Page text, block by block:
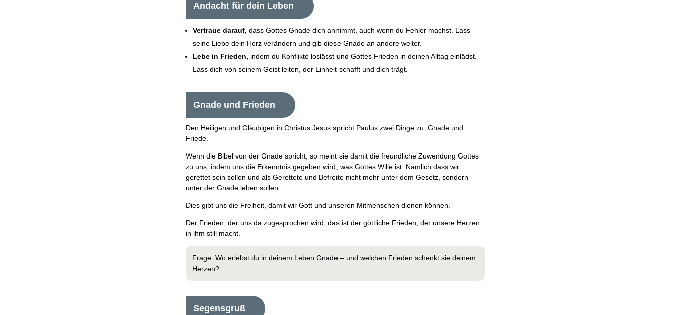
Andacht für dein Leben
Vertraue darauf, dass Gottes Gnade dich annimmt, auch wenn du Fehler machst. Lass
seine Liebe dein Herz verändern und gib diese Gnade an andere weiter.
Lebe in Frieden, indem du Konflikte loslässt und Gottes Frieden in deinen Alltag einlädst.
Lass dich von seinem Geist leiten, der Einheit schafft und dich trägt.
Gnade und Frieden
Den Heiligen und Gläubigen in Christus Jesus spricht Paulus zwei Dinge zu: Gnade und
Friede.
Wenn die Bibel von der Gnade spricht, so meint sie damit die freundliche Zuwendung Gottes
zu uns, indem uns die Erkenntnis gegeben wird, was Gottes Wille ist: Nämlich dass wir
gerettet sein sollen und als Gerettete und Befreite nicht mehr unter dem Gesetz, sondern
unter der Gnade leben sollen.
Dies gibt uns die Freiheit, damit wir Gott und unseren Mitmenschen dienen können.
Der Frieden, der uns da zugesprochen wird, das ist der göttliche Frieden, der unsere Herzen
in ihm still macht.
Frage: Wo erlebst du in deinem Leben Gnade – und welchen Frieden schenkt sie deinem
Herzen?
Segensgruß